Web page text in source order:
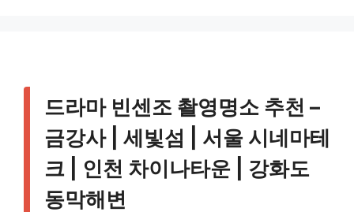
드라마 빈센조 촬영명소 추천 –
금강사 | 세빛섬 | 서울 시네마테
크 | 인천 차이나타운 | 강화도
동막해변